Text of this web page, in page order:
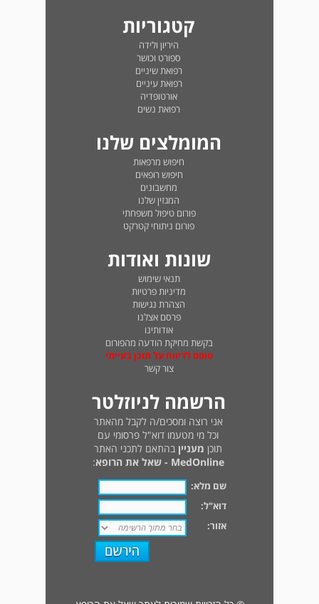
קטגוריות
היריון ולידה
ספורט וכושר
רפואת שיניים
רפואת עיניים
אורטופדיה
רפואת נשים
המומלצים שלנו
חיפוש מרפאות
חיפוש רופאים
מחשבונים
המגזין שלנו
פורום טיפול משפחתי
פורום ניתוחי קטרקט
שונות ואודות
תנאי שימוש
מדיניות פרטיות
הצהרת נגישות
פרסם אצלנו
אודותינו
בקשת מחיקת הודעה מהפורום
טופס לדיווח על תוכן בעייתי
צור קשר
הרשמה לניוזלטר
אני רוצה ומסכים/ה לקבל מהאתר
וכל מי מטעמו דוא"ל פרסומי עם
תוכן מעניין בהתאם לתכני האתר
MedOnline - שאל את הרופא
:
שם מלא:
דוא"ל:
אזור: